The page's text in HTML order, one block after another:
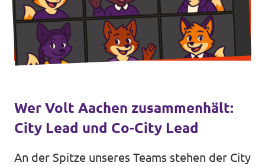
Datenschutz
Impressum
Wer Volt Aachen zusammenhält:
City Lead und Co-City Lead
An der Spitze unseres Teams stehen der City